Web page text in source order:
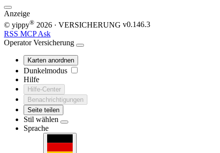
Anzeige
© yippy® 2026 · VERSICHERUNG v0.146.3
RSS MCPAsk
Operator Versicherung
Karten anordnen
Dunkelmodus
Hilfe
Hilfe-Center
Benachrichtigungen
Seite teilen
Stil wählen
Sprache